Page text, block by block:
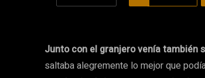
Junto con el granjero venía también
saltaba alegremente lo mejor que